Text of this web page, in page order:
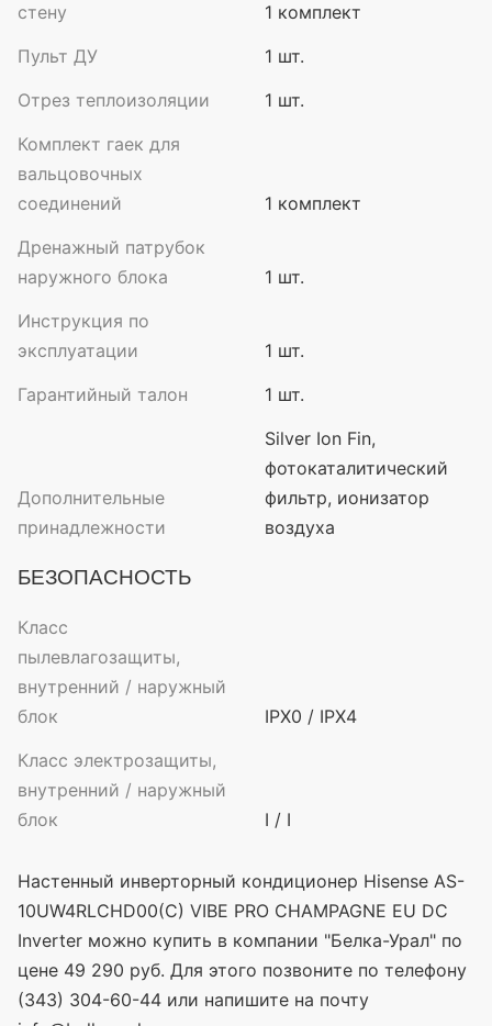
стену
1 комплект
Пульт ДУ
1 шт.
Отрез теплоизоляции
1 шт.
Комплект гаек для
вальцовочных
соединений
1 комплект
Дренажный патрубок
наружного блока
1 шт.
Инструкция по
эксплуатации
1 шт.
Гарантийный талон
1 шт.
Дополнительные
принадлежности
Silver Ion Fin,
фотокаталитический
фильтр, ионизатор
воздуха
БЕЗОПАСНОСТЬ
Класс
пылевлагозащиты,
внутренний / наружный
блок
IPX0 / IPX4
Класс электрозащиты,
внутренний / наружный
блок
I / I
Настенный инверторный кондиционер Hisense AS-
10UW4RLCHD00(C) VIBE PRO CHAMPAGNE EU DC
Inverter можно купить в компании "Белка-Урал" по
цене 49 290 руб. Для этого позвоните по телефону
(343) 304-60-44 или напишите на почту